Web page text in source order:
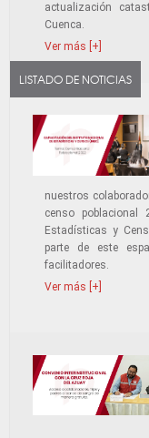
LISTADO DE NOTICIAS
actualización
Cuenca.
Ver más [+]
nuestros
censo poblacional
Estadísticas y
parte de este
facilitadores.
Ver más [+]